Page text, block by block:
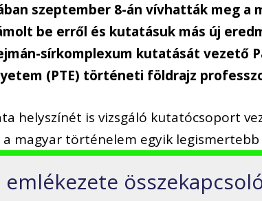
szeptember 8-án vívhatták meg a
be erről és kutatásuk más új
sírkomplexum kutatását vezető
(PTE) történeti földrajz
helyszínét is vizsgáló kutatócsoport
a magyar történelem egyik
emlékezete